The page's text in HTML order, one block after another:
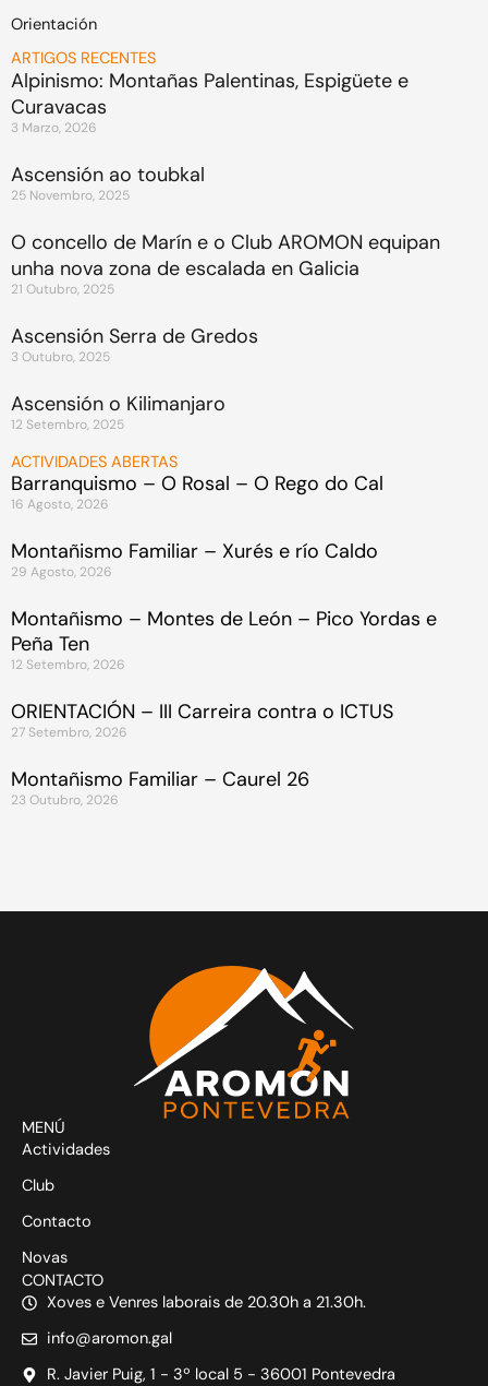
Orientación
ARTIGOS RECENTES
Alpinismo: Montañas Palentinas, Espigüete e
Curavacas
3 Marzo, 2026
Ascensión ao toubkal
25 Novembro, 2025
O concello de Marín e o Club AROMON equipan
unha nova zona de escalada en Galicia
21 Outubro, 2025
Ascensión Serra de Gredos
3 Outubro, 2025
Ascensión o Kilimanjaro
12 Setembro, 2025
ACTIVIDADES ABERTAS
Barranquismo – O Rosal – O Rego do Cal
16 Agosto, 2026
Montañismo Familiar – Xurés e río Caldo
29 Agosto, 2026
Montañismo – Montes de León – Pico Yordas e
Peña Ten
12 Setembro, 2026
ORIENTACIÓN – III Carreira contra o ICTUS
27 Setembro, 2026
Montañismo Familiar – Caurel 26
23 Outubro, 2026
MENÚ
Actividades
Club
Contacto
Novas
CONTACTO
Xoves e Venres laborais de 20.30h a 21.30h.
info@aromon.gal
R. Javier Puig, 1 - 3º local 5 - 36001 Pontevedra